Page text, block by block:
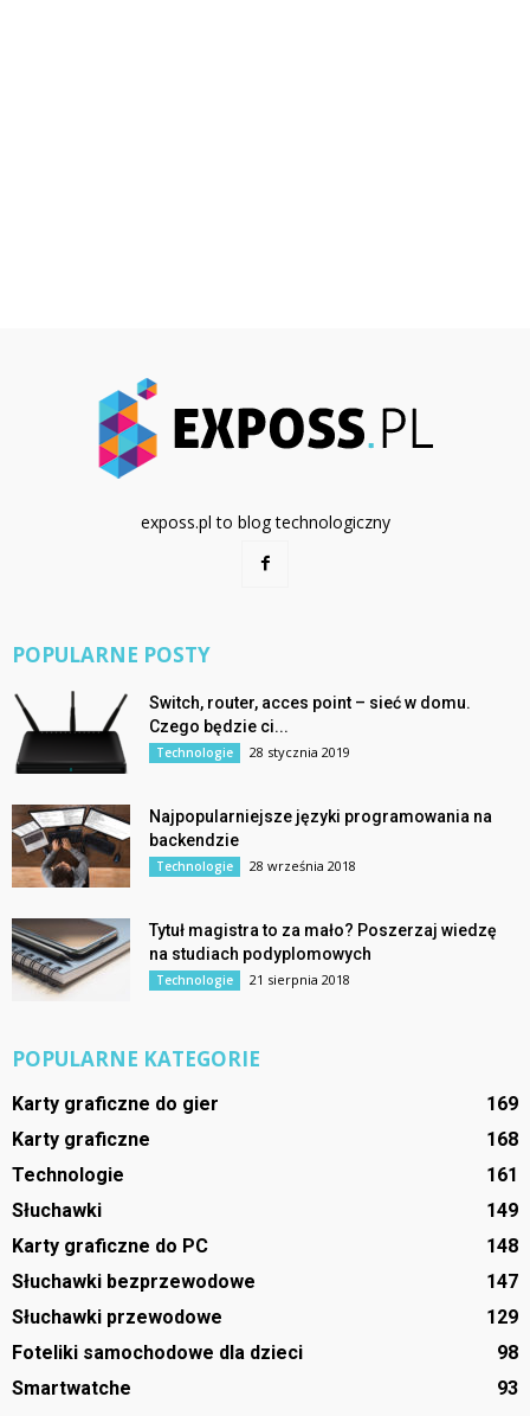
exposs.pl to blog technologiczny
POPULARNE POSTY
Switch, router, acces point – sieć w domu.
Czego będzie ci...
Technologie 28 stycznia 2019
Najpopularniejsze języki programowania na
backendzie
Technologie 28 września 2018
Tytuł magistra to za mało? Poszerzaj wiedzę
na studiach podyplomowych
Technologie 21 sierpnia 2018
POPULARNE KATEGORIE
Karty graficzne do gier
169
Karty graficzne
168
Technologie
161
Słuchawki
149
Karty graficzne do PC
148
Słuchawki bezprzewodowe
147
Słuchawki przewodowe
129
Foteliki samochodowe dla dzieci
98
Smartwatche
93